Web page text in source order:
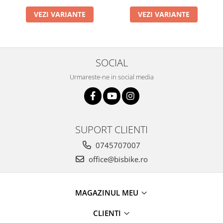
VEZI VARIANTE VEZI VARIANTE
SOCIAL
Urmareste-ne in social media
SUPORT CLIENTI
0745707007
office@bisbike.ro
MAGAZINUL MEU
CLIENTI